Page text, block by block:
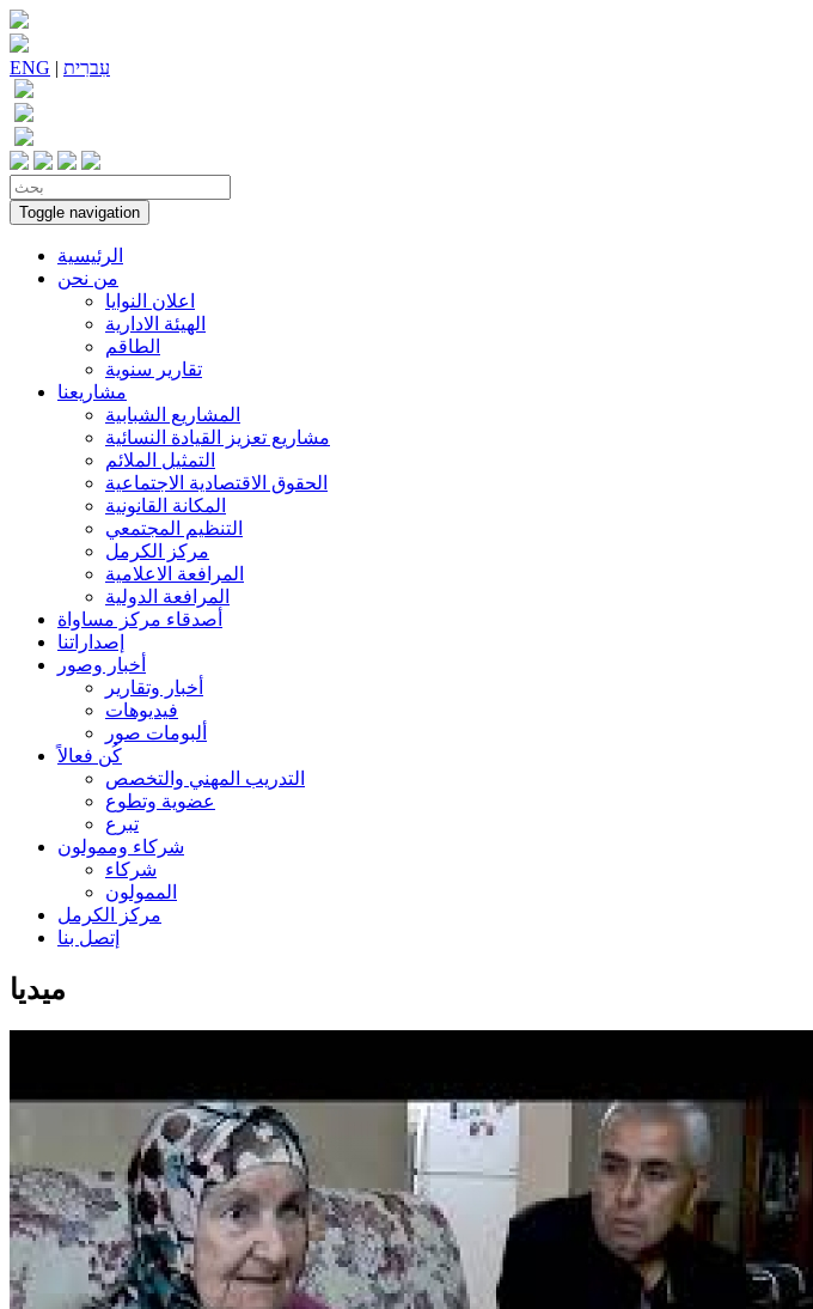
ENG | עִברִית
Toggle navigation
الرئيسية
من نحن
اعلان النوايا
الهيئة الادارية
الطاقم
تقارير سنوية
مشاريعنا
المشاريع الشبابية
مشاريع تعزيز القيادة النسائية
التمثيل الملائم
الحقوق الاقتصادية الاجتماعية
المكانة القانونية
التنظيم المجتمعي
مركز الكرمل
المرافعة الاعلامية
المرافعة الدولية
أصدقاء مركز مساواة
إصداراتنا
أخبار وصور
أخبار وتقارير
فيديوهات
ألبومات صور
كُن فعالاً
التدريب المهني والتخصص
عضوية وتطوع
تبرع
شركاء وممولون
شركاء
الممولون
مركز الكرمل
إتصل بنا
ميديا